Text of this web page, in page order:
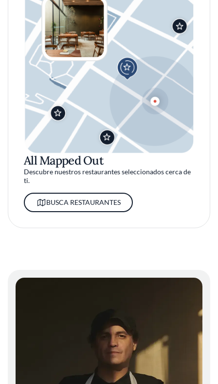
All Mapped Out
Descubre nuestros restaurantes seleccionados cerca de
ti.
BUSCA RESTAURANTES